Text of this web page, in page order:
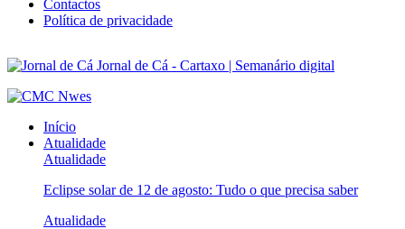
Contactos
Política de privacidade
Jornal de Cá - Cartaxo | Semanário digital
Início
Atualidade
Atualidade
Eclipse solar de 12 de agosto: Tudo o que precisa saber
Atualidade